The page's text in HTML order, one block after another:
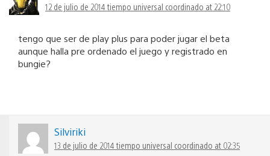
12 de julio de 2014 tiempo universal coordinado at 22:10
tengo que ser de play plus para poder jugar el beta
aunque halla pre ordenado el juego y registrado en
bungie?
Silviriki
13 de julio de 2014 tiempo universal coordinado at 02:35